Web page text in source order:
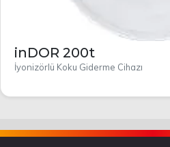
inDOR 200t
İyonizörlü Koku Giderme Cihazı